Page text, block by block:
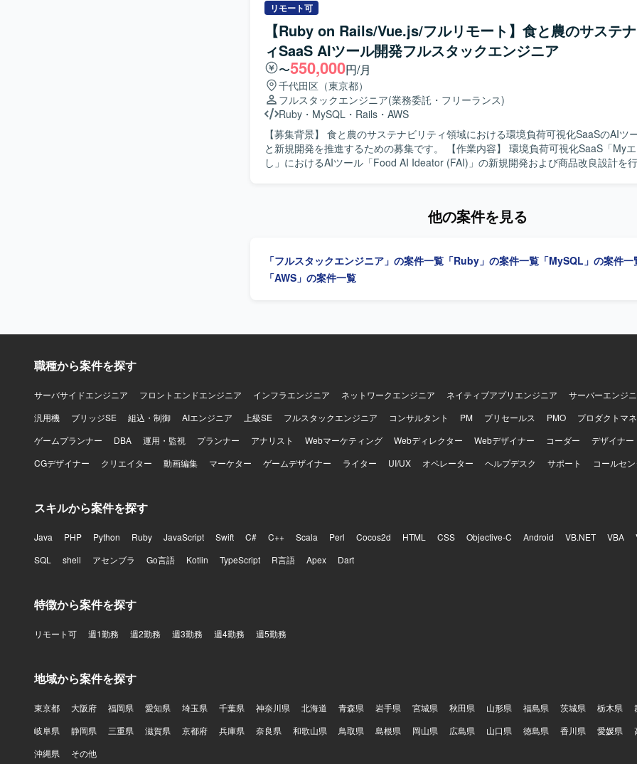
ンプト）を活用したソースコードおよびテストコードの自動生成と実装を行い、オ
OracleとAWS（ECS）を組み合わせたハイブリッド環境で開発を進めていただきます。
る人物像】 AI駆動開発に対して積極的かつ柔軟に取り組み、新しい技術や開発手法
向きな方を求めております。チームメンバーと円滑にコミュニケーションを取りな
模プロジェクトで主体的に動ける方が望ましいです。 【ポジションの魅力】 大規模な基幹シス
テムリプレイスに上流から参画でき、AI駆動開発やハイブリッドなインフラ環境な
技術スタックを実務で経験できる案件です。UI/UXにこだわったSPA開発から堅牢な
ド構築まで幅広く携わることで、フロントエンド・バックエンド双方のスキルを高
けます。 【開発環境】 フロントエンドはVue.js（v3）およびTypeScript、バックエンドは
Java（Spring Boot）を利用した構成となっております。インフラはオンプレミス
AWS（ECS）を組み合わせたハイブリッド環境で、AIを活用したコードおよびテス
ツールを用いた開発を行っております。
リモート可
【Ruby on Rails/Vue.js/フルリモート】食と農のサステ
ィSaaS AIツール開発フルスタックエンジニア
〜550,000円/月
千代田区（東京都）
フルスタックエンジニア(業務委託・フリーランス)
Ruby ・ MySQL ・ Rails ・ AWS
【募集背景】 食と農のサステナビリティ領域における環境負荷可視化SaaSのAIツ
と新規開発を推進するための募集です。 【作業内容】 環境負荷可視化SaaS「Myエコものさ
し」におけるAIツール「Food AI Ideator (FAI)」の新規開発および商品改良設計を
の実装に携わり、3～5人程度のチームでアジャイルな機能開発およびコード管理・
計や仕組みづくり、アーキテクチャの選定に主体的に挑戦したい方を求めています
ロダクトを0→1で育てる過程に興味があり、スタートアップでの開発に深く関わり
ップならではのスピード感の中で、クライアントの声を直接プロダクトに反映させ
Dockerを使用しています。インフラはAWS（EC2, Aurora, SES, WAF, S3等）およ
GCP（Vertex AIなど）を組み合わせ、CIにはCircleCIを利用しています。開発ツー
GitHub, Github Projects, Notion, Teams, Slack, Google Meet、AIコーディングツー
他の案件を見る
「フルスタックエンジニア」の案件一覧 「Ruby」の案件一覧 「MySQL」の案件一
「AWS」の案件一覧
職種から案件を探す
サーバサイドエンジニア フロントエンドエンジニア インフラエンジニア ネットワークエンジニア ネイティブアプリエンジニア サーバーエンジ
汎用機
ブリッジSE 組込・制御 AIエンジニア 上級SE フルスタックエンジニア コンサルタント PM プリセールス PMO プロダクトマ
ゲームプランナー
DBA 運用・監視 プランナー アナリスト Webマーケティング Webディレクター Webデザイナー コーダー デザイナー
CGデザイナー
クリエイター 動画編集 マーケター ゲームデザイナー ライター UI/UX オペレーター ヘルプデスク サポート コールセ
スキルから案件を探す
Java PHP Python Ruby JavaScript Swift C# C++ Scala Perl Cocos2d HTML CSS Objective-C Android VB.NET VBA
SQL
shell アセンブラ Go言語 Kotlin TypeScript R言語 Apex Dart
特徴から案件を探す
リモート可 週1勤務 週2勤務 週3勤務 週4勤務 週5勤務
地域から案件を探す
東京都 大阪府 福岡県 愛知県 埼玉県 千葉県 神奈川県 北海道 青森県 岩手県 宮城県 秋田県 山形県 福島県 茨城県 栃木県
岐阜県
静岡県 三重県 滋賀県 京都府 兵庫県 奈良県 和歌山県 鳥取県 島根県 岡山県 広島県 山口県 徳島県 香川県 愛媛県
沖縄県
その他